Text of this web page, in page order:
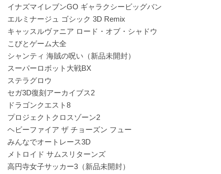
イナズマイレブンGO ギャラクシービッグバン
エルミナージュ ゴシック 3D Remix
キャッスルヴァニア ロード・オブ・シャドウ
こびとゲーム大全
シャンティ 海賊の呪い（新品未開封）
スーパーロボット大戦BX
ステラグロウ
セガ3D復刻アーカイブス2
ドラゴンクエスト8
プロジェクトクロスゾーン2
ヘビーファイア ザ チョーズン フュー
みんなでオートレース3D
メトロイド サムスリターンズ
高円寺女子サッカー3（新品未開封）